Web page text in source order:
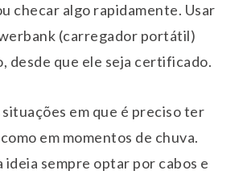
checar algo rapidamente. Usar
(carregador portátil)
desde que ele seja certificado.
situações em que é preciso ter
em momentos de chuva.
ideia sempre optar por cabos e